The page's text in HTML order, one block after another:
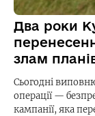
Два роки
злам
Сьогодні
операції —
кампанії, яка